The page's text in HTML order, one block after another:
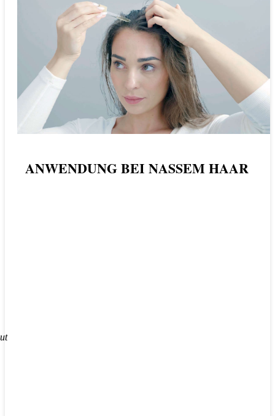
ANWENDUNG BEI NASSEM HAAR